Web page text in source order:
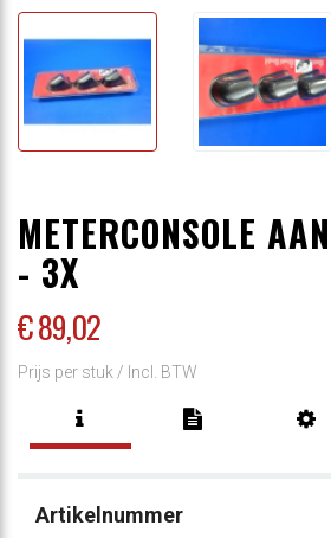
METERCONSOLE
- 3X
€ 89,02
Prijs per stuk / Incl. BTW
Artikelnummer